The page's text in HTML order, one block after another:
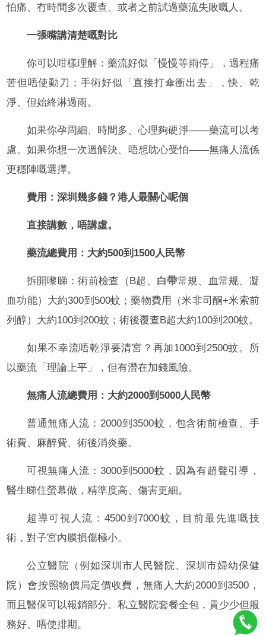
怕痛、冇時間多次覆查、或者之前試過藥流失敗嘅人。
一張嘴講清楚嘅對比
你可以咁樣理解：藥流好似「慢慢等雨停」，過程痛
苦但唔使動刀；手術好似「直接打傘衝出去」，快、乾
淨、但始終淋過雨。
如果你孕周細、時間多、心理夠硬淨——藥流可以考
慮。如果你想一次過解決、唔想眈心受怕——無痛人流係
更穩陣嘅選擇。
費用：深圳幾多錢？港人最關心呢個
直接講數，唔講虛。
藥流總費用：大約500到1500人民幣
拆開嚟睇：術前檢查（B超、 白帶常規、血常规、凝
血功能）大約300到500蚊；藥物費用（米非司酮+米索前
列醇）大約100到200蚊；術後覆查B超大約100到200蚊。
如果不幸流唔乾淨要清宮？再加1000到2500蚊。所
以藥流「理論上平」，但有潛在加錢風險。
無痛人流總費用：大約2000到5000人民幣
普通無痛人流：2000到3500蚊，包含術前檢查、手
術費、麻醉費、術後消炎藥。
可視無痛人流：3000到5000蚊，因為有超聲引導，
醫生睇住螢幕做，精準度高、傷害更細。
超導可視人流：4500到7000蚊，目前最先進嘅技
術，對子宮內膜損傷極小。
公立醫院（例如深圳市人民醫院、深圳市婦幼保健
院）會按照物價局定價收費，無痛人大約2000到3500，
而且醫保可以報銷部分。私立醫院套餐全包，貴少少但服
務好、唔使排期。